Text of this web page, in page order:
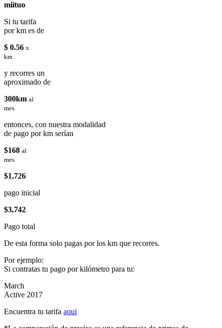
miituo
Si tu tarifa
por km es de
$ 0.56 x
km
y recorres un
aproximado de
300km al
mes
entonces, con nuestra modalidad
de pago por km serían
$168 al
mes
$1,726
pago inicial
$3,742
Pago total
De esta forma solo pagas por los km que recorres.
Por ejemplo:
Si contratas tu pago por kilómetro para tu:
March
Active 2017
Encuentra tu tarifa aqui